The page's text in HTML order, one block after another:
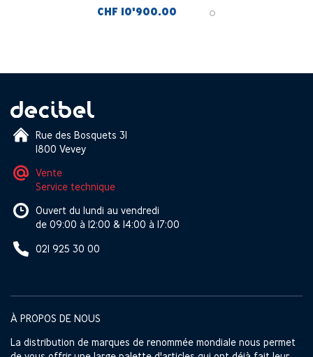
CHF 10'900.00
Rue des Bosquets 31
1800 Vevey
Vente
Service technique
Ouvert du lundi au vendredi
de 09:00 à 12:00 & 14:00 à 17:00
021 925 30 00
À PROPOS DE NOUS
La distribution de marques de renommée mondiale nous permet